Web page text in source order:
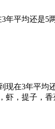
年平均还是5
现在3年平均
虾，提子，